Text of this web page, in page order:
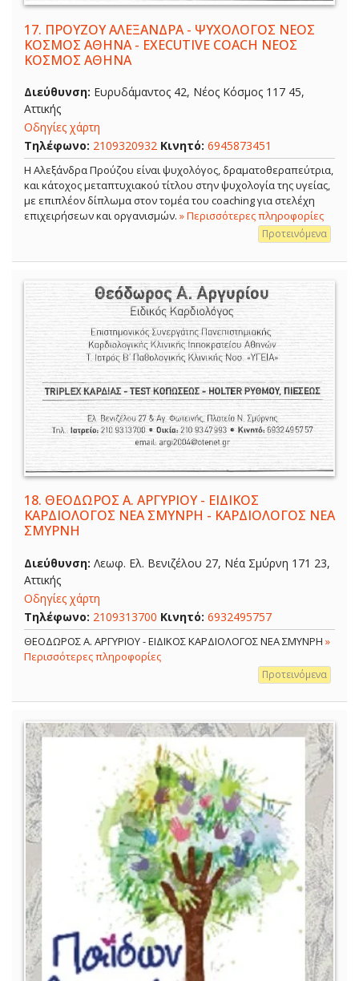
17. ΠΡΟΥΖΟΥ ΑΛΕΞΑΝΔΡΑ - ΨΥΧΟΛΟΓΟΣ ΝΕΟΣ
ΚΟΣΜΟΣ ΑΘΗΝΑ - EXECUTIVE COACH ΝΕΟΣ
ΚΟΣΜΟΣ ΑΘΗΝΑ
Διεύθυνση: Ευρυδάμαντος 42, Νέος Κόσμος 117 45,
Αττικής
Οδηγίες χάρτη
Τηλέφωνο: 2109320932 Κινητό: 6945873451
Η Αλεξάνδρα Προύζου είναι ψυχολόγος, δραματοθεραπεύτρια,
και κάτοχος μεταπτυχιακού τίτλου στην ψυχολογία της υγείας,
με επιπλέον δίπλωμα στον τομέα του coaching για στελέχη
επιχειρήσεων και οργανισμών. » Περισσότερες πληροφορίες
Προτεινόμενα
18. ΘΕΟΔΩΡΟΣ Α. ΑΡΓΥΡΙΟΥ - ΕΙΔΙΚΟΣ
ΚΑΡΔΙΟΛΟΓΟΣ ΝΕΑ ΣΜΥΝΡΗ - ΚΑΡΔΙΟΛΟΓΟΣ ΝΕΑ
ΣΜΥΡΝΗ
Διεύθυνση: Λεωφ. Ελ. Βενιζέλου 27, Νέα Σμύρνη 171 23,
Αττικής
Οδηγίες χάρτη
Τηλέφωνο: 2109313700 Κινητό: 6932495757
ΘΕΟΔΩΡΟΣ Α. ΑΡΓΥΡΙΟΥ - ΕΙΔΙΚΟΣ ΚΑΡΔΙΟΛΟΓΟΣ ΝΕΑ ΣΜΥΝΡΗ »
Περισσότερες πληροφορίες
Προτεινόμενα